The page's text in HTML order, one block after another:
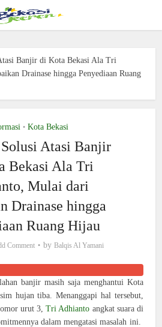
Banjir di Kota Bekasi Ala Tri
Drainase hingga Penyediaan Ruang
• Kota Bekasi
Atasi Banjir
Bekasi Ala Tri
Mulai dari
Drainase hingga
Ruang Hijau
Comment by Balqis Al Yamani
banjir masih saja menghantui Kota
hujan tiba. Menanggapi hal tersebut,
urut 3,Tri Adhianto angkat suara di
dalam mengatasi masalah ini.